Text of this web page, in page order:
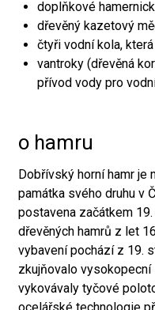
doplňkové
dřevěný kazetový
čtyři vodní kola,
vantroky (dřevěná
přívod vody pro
o hamru
Dobřívský horní hamr je
památka svého druhu v
postavena začátkem
dřevěných hamrů z let
vybavení pochází z 19.
zkujňovalo
vykovávaly tyčové